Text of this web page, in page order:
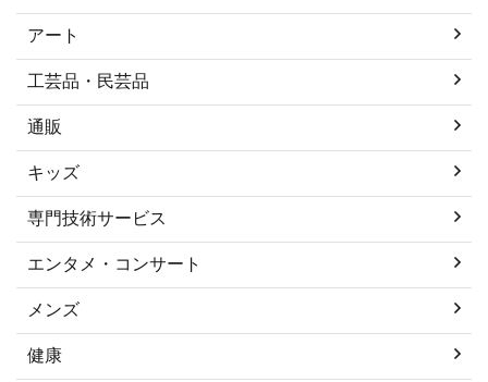
アート
工芸品・民芸品
通販
キッズ
専門技術サービス
エンタメ・コンサート
メンズ
健康